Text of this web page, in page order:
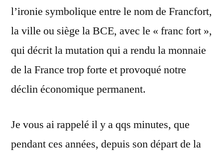
l’ironie symbolique entre le nom de Francfort,
la ville ou siège la BCE, avec le « franc fort »,
qui décrit la mutation qui a rendu la monnaie
de la France trop forte et provoqué notre
déclin économique permanent.
Je vous ai rappelé il y a qqs minutes, que
pendant ces années, depuis son départ de la